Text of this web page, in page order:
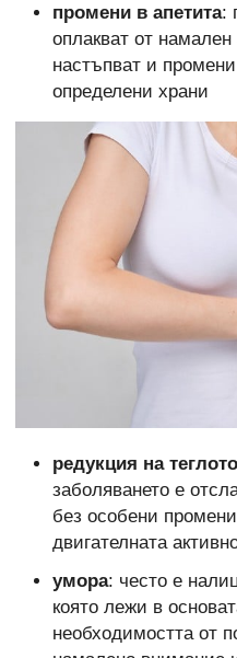
промени в апетита:
оплакват от
настъпват и
определени храни
редукция на теглото
заболяването е
без особени
двигателната
умора: често е
която лежи в
необходимостта от